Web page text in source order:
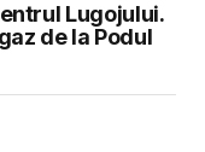
Lugojului.
de la Podul